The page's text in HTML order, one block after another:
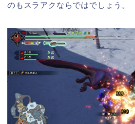
のもスラアクならではでしょう。